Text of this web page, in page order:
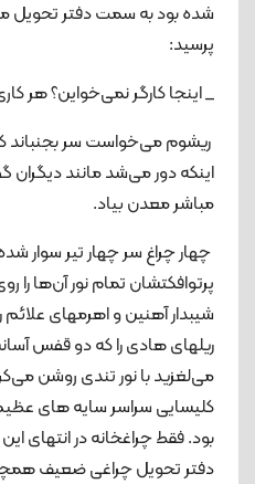
شده بود به سمت دفتر تحویل
پرسید:
_ اینجا کارگر نمی‌خواین؟ هر
ریشوم می‌خواست سر بجنباند
اینکه دور می‌شد مانند دیگران
مباشر معدن بیاد.
چهار چراغ سر چهار تیر سوار
پرتوافکتشان تمام نور آن‌ها را
شیبدار آهنین و اهرمهای
ریلهای هادی را که دو قفس
می‌لغزید با نور تندی روشن
کلیسایی سراسر سایه های
بود. فقط چراغخانه در انتهای
دفتر تحویل چراغی ضعیف